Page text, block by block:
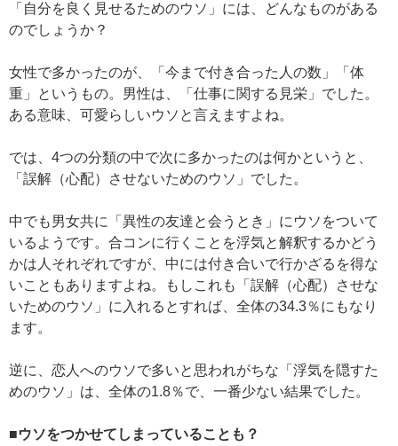
「自分を良く見せるためのウソ」には、どんなものがある
のでしょうか？
女性で多かったのが、「今まで付き合った人の数」「体
重」というもの。男性は、「仕事に関する見栄」でした。
ある意味、可愛らしいウソと言えますよね。
では、4つの分類の中で次に多かったのは何かというと、
「誤解（心配）させないためのウソ」でした。
中でも男女共に「異性の友達と会うとき」にウソをついて
いるようです。合コンに行くことを浮気と解釈するかどう
かは人それぞれですが、中には付き合いで行かざるを得な
いこともありますよね。もしこれも「誤解（心配）させな
いためのウソ」に入れるとすれば、全体の34.3％にもなり
ます。
逆に、恋人へのウソで多いと思われがちな「浮気を隠すた
めのウソ」は、全体の1.8％で、一番少ない結果でした。
■ウソをつかせてしまっていることも？